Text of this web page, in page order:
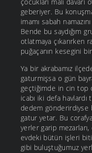
geberiyer. Bu
imamı sabah
Bende bu saydığım
otlatmaya çıkarırken
puğaçanın kesegini
Ya bir akrabamız
gaturmişsa o gün
geçtiğimde in cin top
icabı iki defa havlardı
dedem gönderirdiyse
gatur yetar. Bu
yerler garip
evdeki bütün işleri
gibi buluştuğumuz